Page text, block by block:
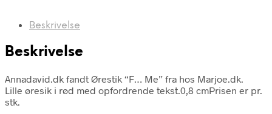
Beskrivelse
Beskrivelse
Annadavid.dk fandt Ørestik “F… Me” fra hos Marjoe.dk.
Lille øresik i rød med opfordrende tekst.0,8 cmPrisen er pr.
stk.